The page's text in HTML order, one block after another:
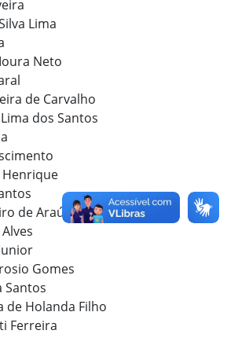
Lima
Neto
de Carvalho
dos Santos
Henrique
de Araújo
Gomes
Santos
de Holanda Filho
Ferreira